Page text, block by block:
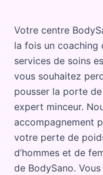
Votre centre
la fois un coaching
services de soins
vous souhaitez
pousser la porte
expert minceur.
accompagnement
votre perte de
d’hommes et de
de BodySano.